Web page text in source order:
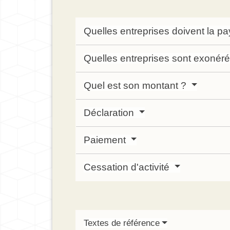
Quelles entreprises doivent la
Quelles entreprises sont
Quel est son montant ?
Déclaration
Paiement
Cessation d'activité
Textes de référence